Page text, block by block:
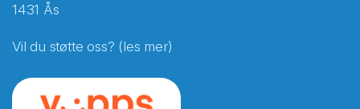
1431 Ås
Vil du støtte oss? (les mer)